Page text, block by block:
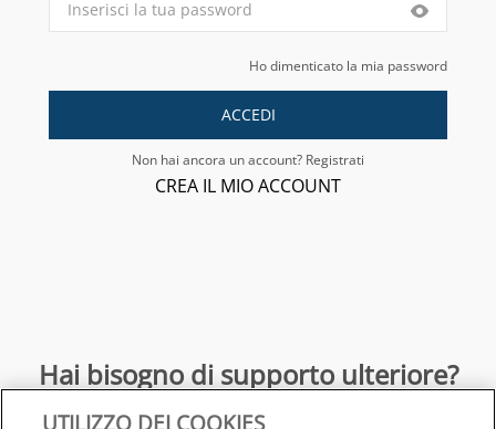
Ho dimenticato la mia password
ACCEDI
Non hai ancora un account? Registrati
CREA IL MIO ACCOUNT
Hai bisogno di supporto ulteriore?
UTILIZZO DEI COOKIES